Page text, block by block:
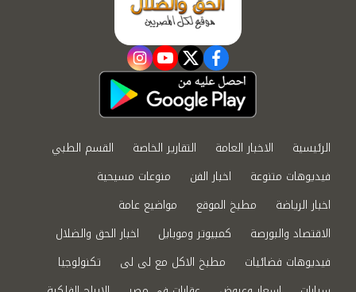
facebook
twitter
youtube
instagram
الرئيسية الاخبار العامة التقارير الخاصة
القسم الطبي
فيديوهات متنوعة
اخبار الفن
منوعات مسيحية
اخبار الرياضة
مطبخ الموقع
مواضيع عامة
الاقتصاد والبورصة
كمبيوتر وموبايل
اخبار الحق والضلال
فيديوهات فضائيات
مطبخ الاكل مع لى لى
تكنولوجيا